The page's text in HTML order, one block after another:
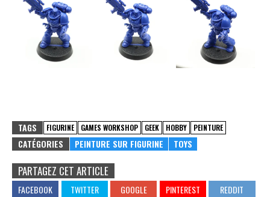
TAGS FIGURINE GAMES WORKSHOP GEEK HOBBY PEINTURE
CATÉGORIES PEINTURE SUR FIGURINE TOYS
PARTAGEZ CET ARTICLE